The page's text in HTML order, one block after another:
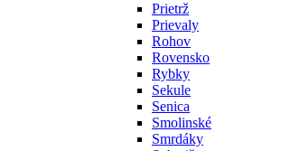
Prietrž
Prievaly
Rohov
Rovensko
Rybky
Sekule
Senica
Smolinské
Smrdáky